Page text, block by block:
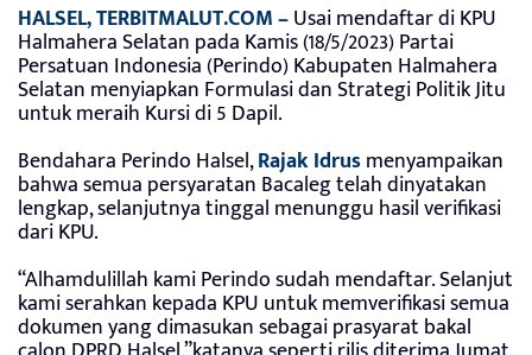
HALSEL, TERBITMALUT.COM –Usai mendaftar di KPU
Halmahera Selatan pada Kamis (18/5/2023) Partai
Persatuan Indonesia (Perindo) Kabupaten Halmahera
Selatan menyiapkan Formulasi dan Strategi Politik Jitu
untuk meraih Kursi di 5 Dapil.
Bendahara Perindo Halsel,Rajak Idrusmenyampaikan
bahwa semua persyaratan Bacaleg telah dinyatakan
lengkap, selanjutnya tinggal menunggu hasil verifikasi
dari KPU.
“Alhamdulillah kami Perindo sudah mendaftar. Selanjut
kami serahkan kepada KPU untuk memverifikasi semua
dokumen yang dimasukan sebagai prasyarat bakal